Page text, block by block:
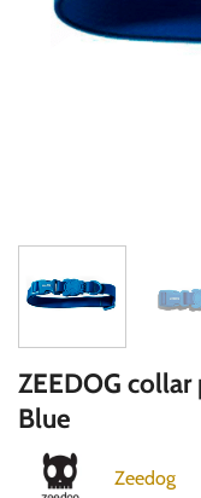
ZEEDOG
Blue
Zeedog